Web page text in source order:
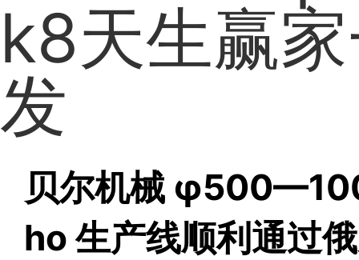
k8天生赢
发
贝尔机械
ho 生产线顺利通过